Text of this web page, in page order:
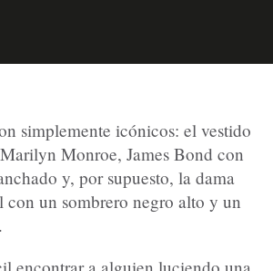
simplemente icónicos: el vestido
Monroe, James Bond con
y, por supuesto, la dama
con un sombrero negro alto y un